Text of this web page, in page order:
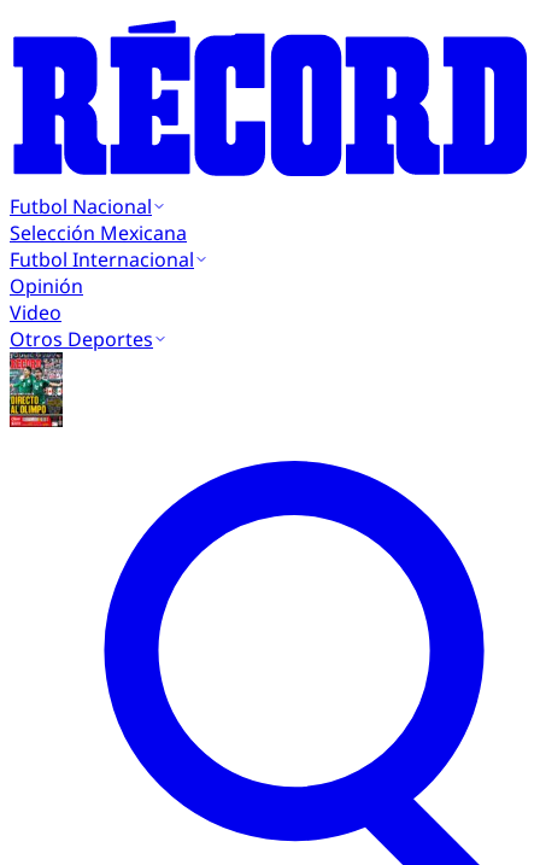
Futbol Nacional
Selección Mexicana
Futbol Internacional
Opinión
Video
Otros Deportes